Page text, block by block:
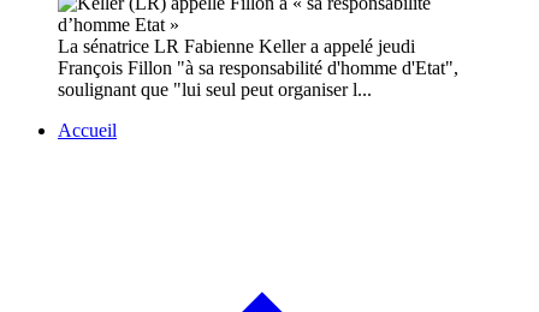
La sénatrice LR Fabienne Keller a appelé jeudi
François Fillon "à sa responsabilité d'homme d'Etat",
soulignant que "lui seul peut organiser l...
Accueil